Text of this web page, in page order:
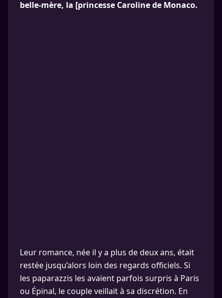
belle-mère, la [princesse Caroline de Monaco.
Leur romance, née il y a plus de deux ans, était
restée jusqu’alors loin des regards officiels. Si
les paparazzis les avaient parfois surpris à Paris
ou Épinal, le couple veillait à sa discrétion. En